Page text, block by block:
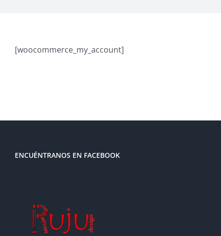
[woocommerce_my_account]
ENCUÉNTRANOS EN FACEBOOK